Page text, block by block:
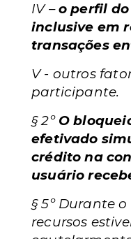
IV –o perfil
inclusive em
transações
V - outros
participante.
§ 2º O
efetivado
crédito na
usuário
§ 5º Durante
recursos